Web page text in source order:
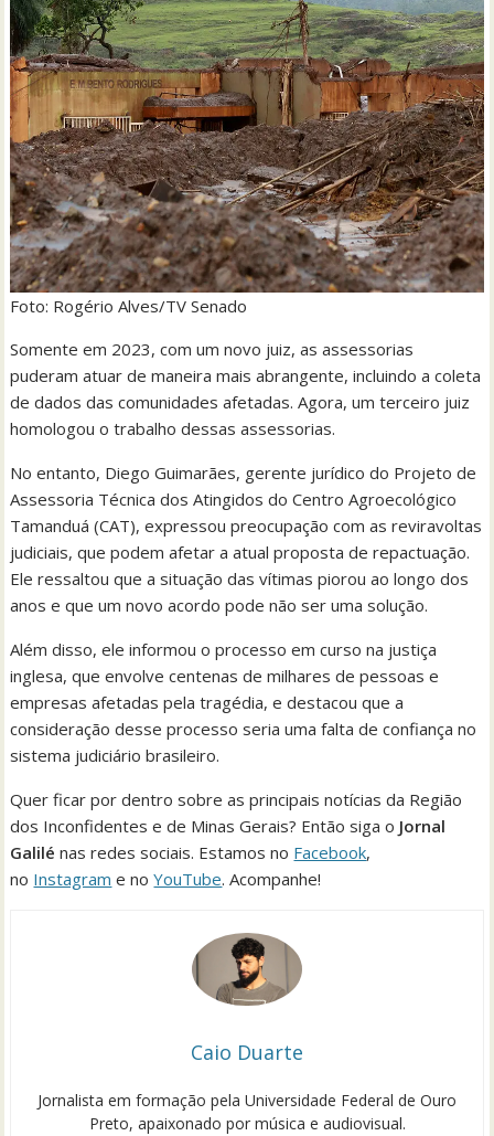
Foto: Rogério Alves/TV Senado
Somente em 2023, com um novo juiz, as assessorias
puderam atuar de maneira mais abrangente, incluindo a coleta
de dados das comunidades afetadas. Agora, um terceiro juiz
homologou o trabalho dessas assessorias.
No entanto, Diego Guimarães, gerente jurídico do Projeto de
Assessoria Técnica dos Atingidos do Centro Agroecológico
Tamanduá (CAT), expressou preocupação com as reviravoltas
judiciais, que podem afetar a atual proposta de repactuação.
Ele ressaltou que a situação das vítimas piorou ao longo dos
anos e que um novo acordo pode não ser uma solução.
Além disso, ele informou o processo em curso na justiça
inglesa, que envolve centenas de milhares de pessoas e
empresas afetadas pela tragédia, e destacou que a
consideração desse processo seria uma falta de confiança no
sistema judiciário brasileiro.
Quer ficar por dentro sobre as principais notícias da Região
dos Inconfidentes e de Minas Gerais? Então siga o Jornal
Galilé nas redes sociais. Estamos no Facebook,
no Instagram e noYouTube. Acompanhe!
Caio Duarte
Jornalista em formação pela Universidade Federal de Ouro
Preto, apaixonado por música e audiovisual.